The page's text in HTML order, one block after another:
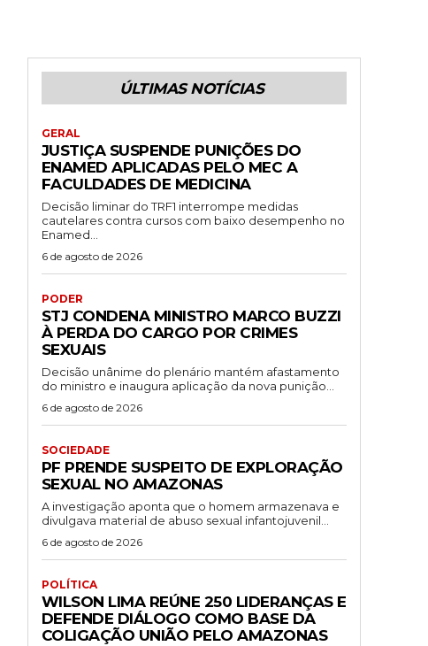
ÚLTIMAS NOTÍCIAS
GERAL
JUSTIÇA SUSPENDE PUNIÇÕES DO
ENAMED APLICADAS PELO MEC A
FACULDADES DE MEDICINA
Decisão liminar do TRF1 interrompe medidas
cautelares contra cursos com baixo desempenho no
Enamed...
6 de agosto de 2026
PODER
STJ CONDENA MINISTRO MARCO BUZZI
À PERDA DO CARGO POR CRIMES
SEXUAIS
Decisão unânime do plenário mantém afastamento
do ministro e inaugura aplicação da nova punição...
6 de agosto de 2026
SOCIEDADE
PF PRENDE SUSPEITO DE EXPLORAÇÃO
SEXUAL NO AMAZONAS
A investigação aponta que o homem armazenava e
divulgava material de abuso sexual infantojuvenil...
6 de agosto de 2026
POLÍTICA
WILSON LIMA REÚNE 250 LIDERANÇAS E
DEFENDE DIÁLOGO COMO BASE DA
COLIGAÇÃO UNIÃO PELO AMAZONAS